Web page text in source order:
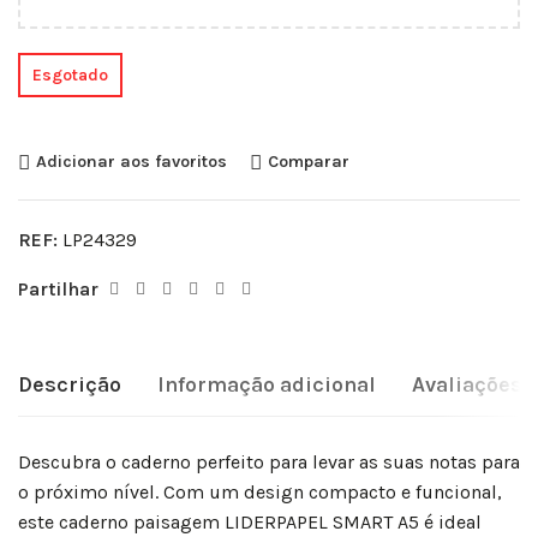
Esgotado
Adicionar aos favoritos Comparar
REF: LP24329
Partilhar
Descrição Informação adicional Avaliações
Descubra o caderno perfeito para levar as suas notas para
o próximo nível. Com um design compacto e funcional,
este caderno paisagem LIDERPAPEL SMART A5 é ideal